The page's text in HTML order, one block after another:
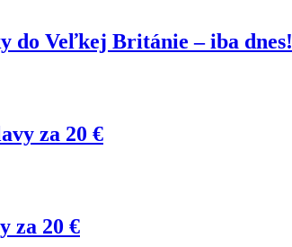
do Veľkej Británie – iba dnes!
za 20 €
za 20 €